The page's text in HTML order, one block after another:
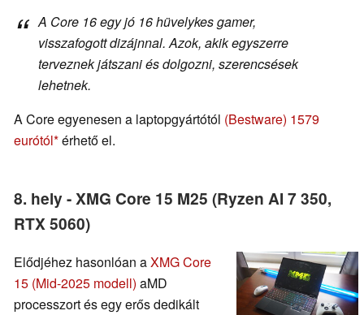
A Core 16 egy jó 16 hüvelykes gamer,
visszafogott dizájnnal. Azok, akik egyszerre
terveznek játszani és dolgozni, szerencsések
lehetnek.
A Core egyenesen a laptopgyártótól (Bestware) 1579
eurótól érhető el.
8. hely - XMG Core 15 M25 (Ryzen AI 7 350,
RTX 5060)
Elődjéhez hasonlóan aXMG Core
15 (Mid-2025 modell) aMD
processzort és egy erős dedikált